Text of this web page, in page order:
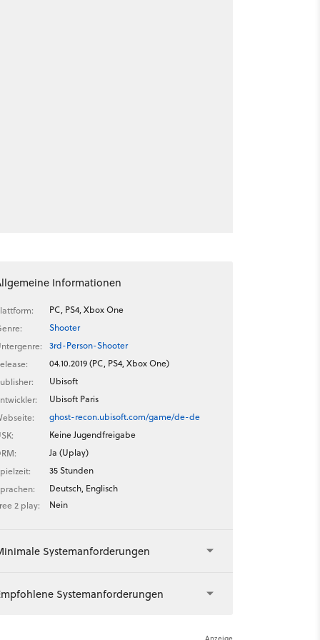
Informationen
PC, PS4, Xbox One
Shooter
3rd-Person-Shooter
04.10.2019 (PC, PS4, Xbox One)
Ubisoft
Ubisoft Paris
ghost-recon.ubisoft.com/game/de-de
Keine Jugendfreigabe
Ja (Uplay)
35 Stunden
Deutsch, Englisch
2 play:
Nein
Systemanforderungen
Systemanforderungen